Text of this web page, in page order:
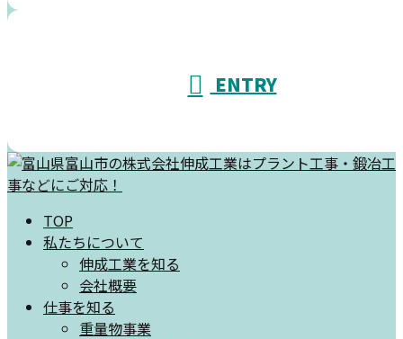
ENTRY
TOP
私たちについて
伸成工業を知る
会社概要
仕事を知る
重量物事業